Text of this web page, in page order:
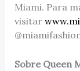
Miami. Para
visitar
Sobre Queen